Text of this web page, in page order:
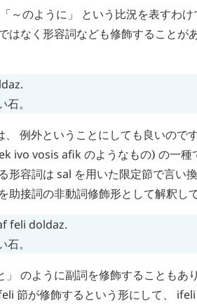
～のように」 という比況を表すわ
はなく形容詞なども修飾することが
.
。
、 例外ということにしても良いので
ivo vosis afik のようなもの) の一
形容詞は sal を用いた限定節で言い
助接詞の非動詞修飾形として解釈し
feli doldaz.
。
」 のように副詞を修飾することもあ
節が修飾するという形にして、 ifeli